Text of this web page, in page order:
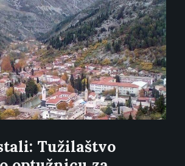
Tužilaštvo